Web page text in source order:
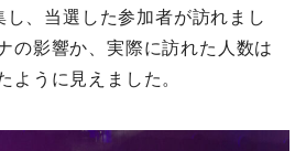
、当選した参加者が訪れまし
の影響か、実際に訪れた人数は
ように見えました。